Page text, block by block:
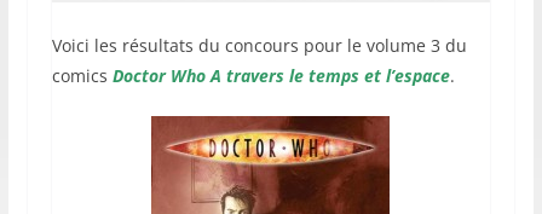
Voici les résultats du concours pour le volume 3 du
comics Doctor Who A travers le temps et l’espace.